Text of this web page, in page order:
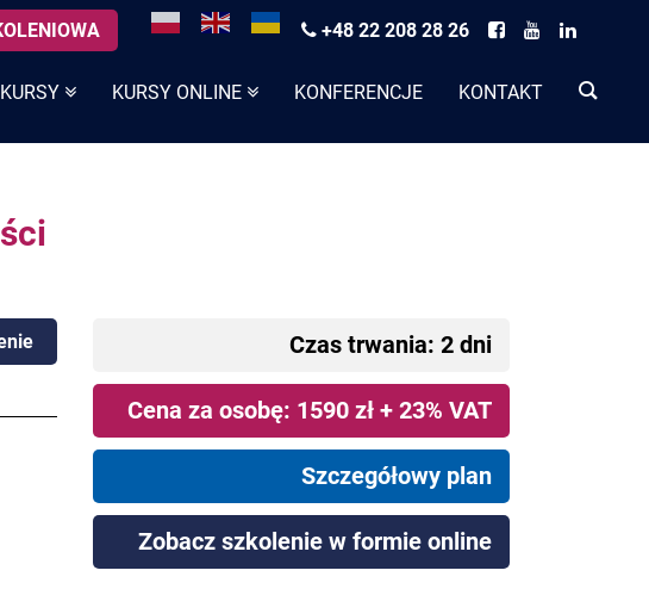
KURSY KURSY ONLINE KONFERENCJE KONTAKT
+48 22 208 28 26
Czas trwania: 2 dni
Cena za osobę: 1590 zł + 23% VAT
Szczegółowy plan
Zobacz szkolenie w formie online